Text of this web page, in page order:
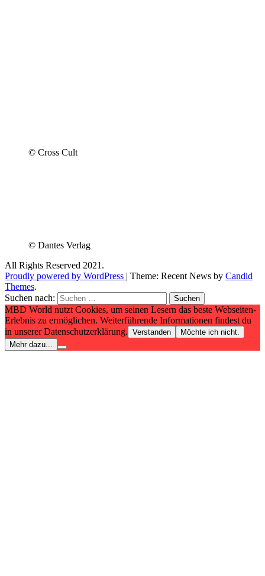
© Cross Cult
© Dantes Verlag
All Rights Reserved 2021.
Proudly powered by WordPress | Theme: Recent News by Candid
Themes.
Suchen nach:
MBD World nutzt Cookies, um seinen Lesern das beste Webseiten-
Erlebnis zu ermöglichen. Weiterführende Informationen findest du
in unserer Datenschutzerklärung. Verstanden
Möchte ich nicht.
Mehr dazu...